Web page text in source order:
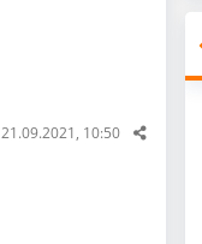
21.09.2021, 10:50